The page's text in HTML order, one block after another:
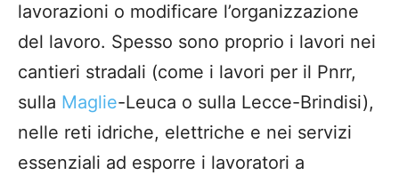
lavorazioni o modificare l’organizzazione
del lavoro. Spesso sono proprio i lavori nei
cantieri stradali (come i lavori per il Pnrr,
sulla Maglie-Leuca o sulla Lecce-Brindisi),
nelle reti idriche, elettriche e nei servizi
essenziali ad esporre i lavoratori a